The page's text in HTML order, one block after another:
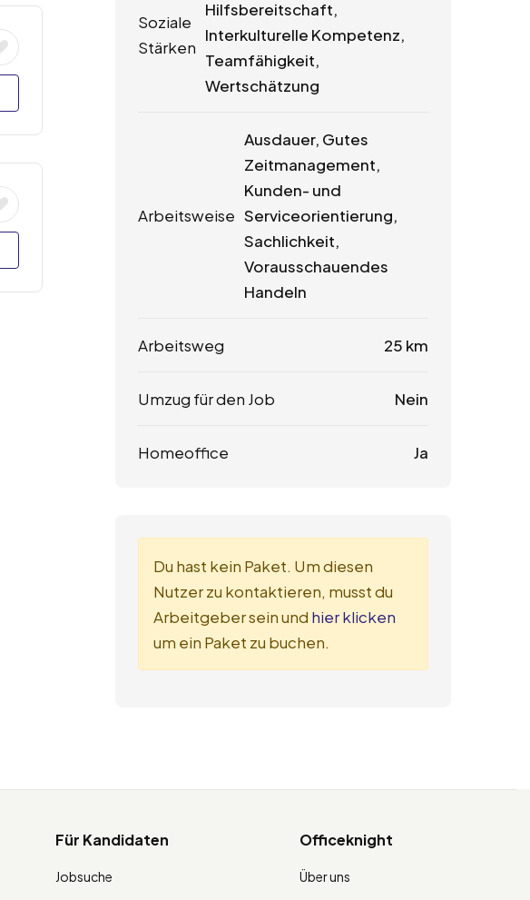
Soziale
Stärken
Hilfsbereitschaft,
Interkulturelle Kompetenz,
Teamfähigkeit,
Wertschätzung
Arbeitsweise
Ausdauer, Gutes
Zeitmanagement,
Kunden- und
Serviceorientierung,
Sachlichkeit,
Vorausschauendes
Handeln
Arbeitsweg 25 km
Umzug für den Job Nein
Homeoffice Ja
Du hast kein Paket. Um diesen
Nutzer zu kontaktieren, musst du
Arbeitgeber sein und hier klicken
um ein Paket zu buchen.
Für Kandidaten
Jobsuche
Officeknight
Über uns